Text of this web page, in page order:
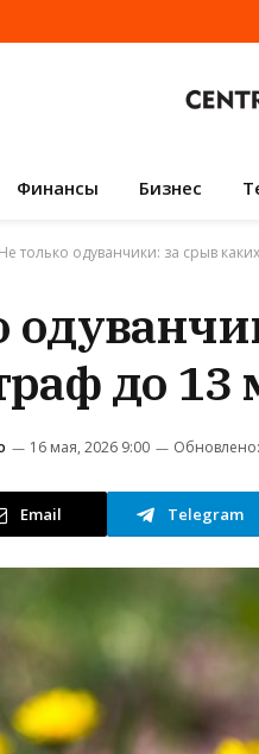
Финансы Бизнес
Не только одуванчики: за срыв
до 13
16 мая, 2026 9:00 Обновлено:
Email Telegram